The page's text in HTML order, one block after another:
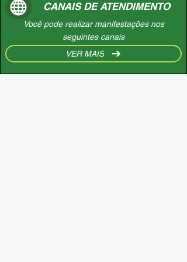
CANAIS DE ATENDIMENTO
Você pode realizar manifestações nos
seguintes canais
VER MAIS